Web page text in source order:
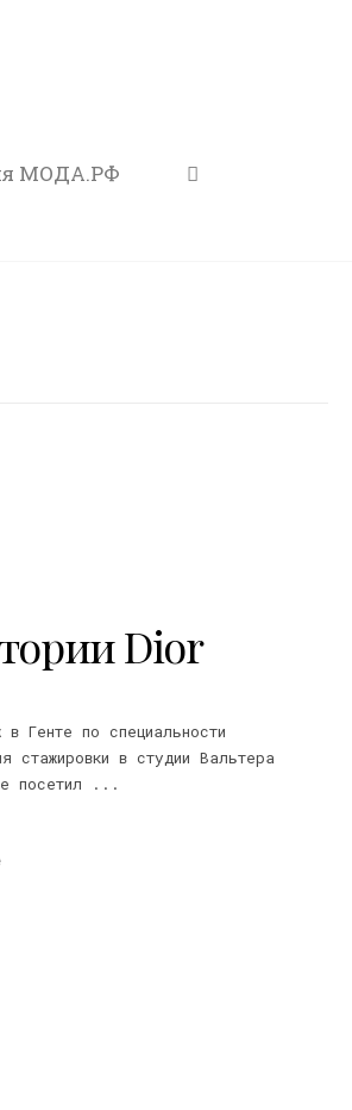
МОДА.РФ
Dior
Генте по специальности
стажировки в студии Вальтера
посетил ...